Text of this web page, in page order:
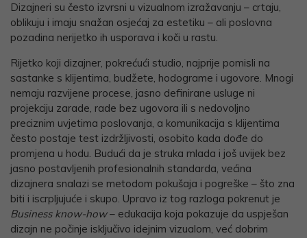
Dizajneri su često izvrsni u vizualnom izražavanju – crtaju,
oblikuju i imaju snažan osjećaj za estetiku – ali poslovna
pozadina nerijetko ih usporava i koči u rastu.
Rijetko koji dizajner, pokrećući studio, najprije pomisli na
sastanke s klijentima, budžete, hodograme i ugovore. Mnogi
nemaju razvijene procese, jasno definirane usluge ni
projekciju zarade, rade bez ugovora ili s nedovoljno
preciznim uvjetima poslovanja, a komunikacija s klijentima
često postaje test izdržljivosti, osobito kada dođe do
promjena u hodu. Budući da je struka mlada i još uvijek bez
jasno postavljenih profesionalnih standarda, većina
dizajnera snalazi se metodom pokušaja i pogreške – što zna
biti i iscrpljujuće i skupo. Upravo iz tog razloga pokrenut je
Business know-how– edukacija koja pokazuje da uspješan
dizajn ne počinje isključivo idejnim vizualom, već dobrim